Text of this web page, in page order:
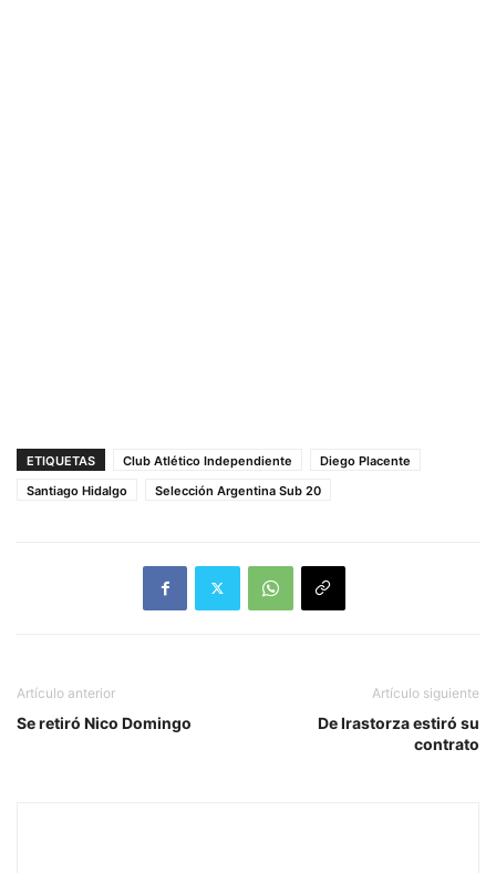
ETIQUETAS Club Atlético Independiente
Diego Placente
Santiago Hidalgo
Selección Argentina Sub 20
Artículo anterior
Se retiró Nico Domingo
Artículo siguiente
De Irastorza estiró su
contrato